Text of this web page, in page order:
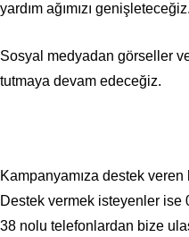
yardım ağımızı genişleteceğiz.
Sosyal medyadan görseller
tutmaya devam edeceğiz.
Kampanyamıza destek
Destek vermek isteyenler ise
38 nolu telefonlardan bize